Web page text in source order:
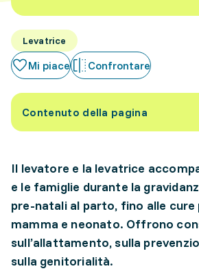
Levatrice
Mi piace Confrontare
Contenuto della pagina
Il levatore e la levatrice
e le famiglie durante la
pre-natali al parto, fino alle
mamma e neonato. Offrono
sull’allattamento, sulla
sulla genitorialità.